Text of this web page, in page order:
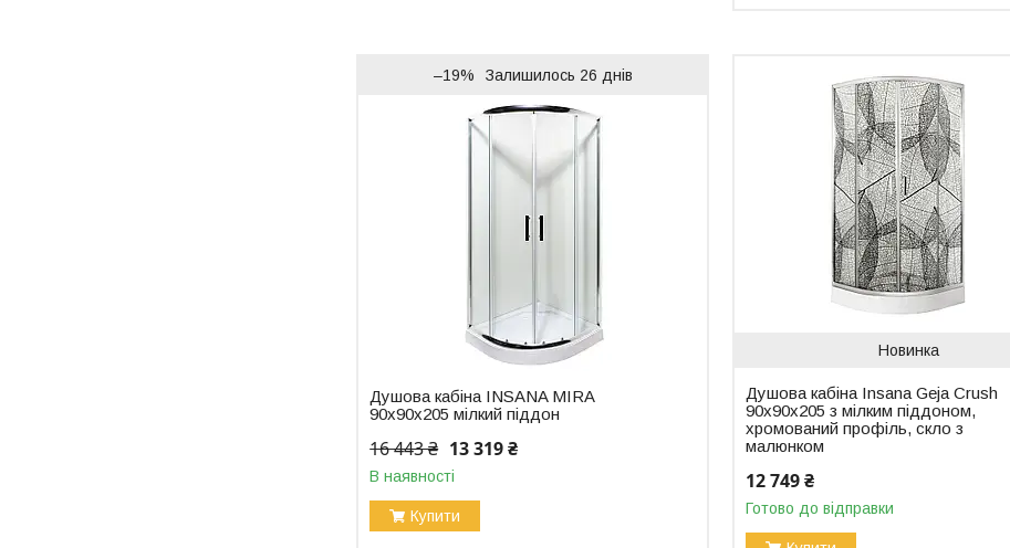
–19% Залишилось 26 днів
Душова кабіна INSANA MIRA
90x90x205 мілкий піддон
16 443 ₴ 13 319 ₴
В наявності
Купити
Новинка
Душова кабіна Insana Geja Crush
90x90x205 з мілким піддоном,
хромований профіль, скло з
малюнком
12 749 ₴
Готово до відправки